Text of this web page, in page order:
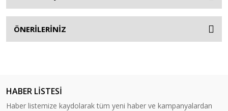
ÖNERİLERİNİZ
HABER LİSTESİ
Haber listemize kaydolarak tüm yeni haber ve kampanyalardan